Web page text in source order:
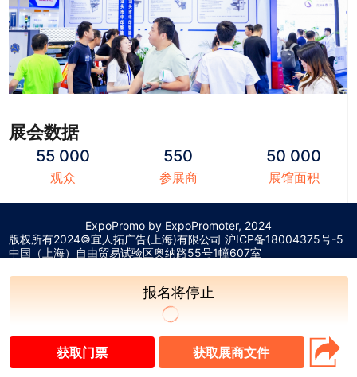
报名将停止
获取门票 获取展商文件
展会数据
55 000
观众
550
参展商
50 000
展馆面积
ExpoPromo by ExpoPromoter, 2024
版权所有2024©宜人拓广告(上海)有限公司 沪ICP备18004375号-5
中国（上海）自由贸易试验区奥纳路55号1幢607室